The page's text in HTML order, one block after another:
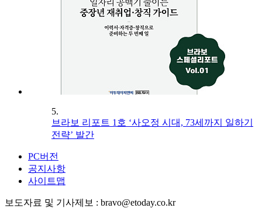
5.
브라보 리포트 1호 ‘사오정 시대, 73세까지 일하기
전략’ 발간
PC버전
공지사항
사이트맵
보도자료 및 기사제보 : bravo@etoday.co.kr